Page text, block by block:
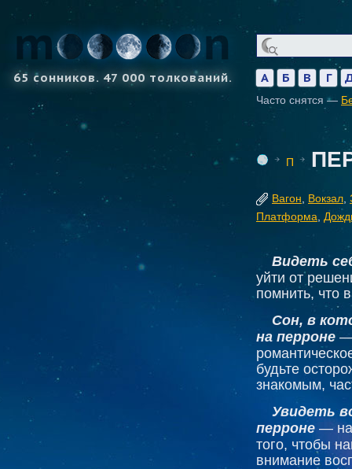
65 сонников. 47 000 толкований. А Б В Г
Часто снятся —
П
Вагон Вокзал
Платформа
Видеть
уйти от
помнить, что
Сон, в
на перроне —
будьте
знакомым,
Увидеть
перроне —
того, чтобы
внимание